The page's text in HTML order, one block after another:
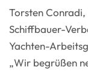
Torsten Conradi,
Schiffbauer-
Yachten-
„Wir begrüßen